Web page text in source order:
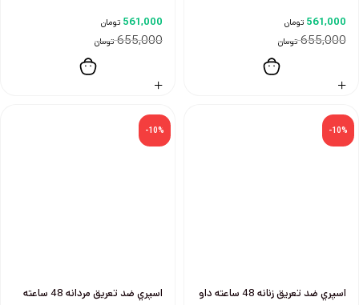
655,000 تومان
561,000 تومان
655,000 تومان
561,000 تومان
-10%
اسپري ضد تعريق زنانه 48 ساعته داو
-10%
اسپري ضد تعريق مردانه 48 ساعته